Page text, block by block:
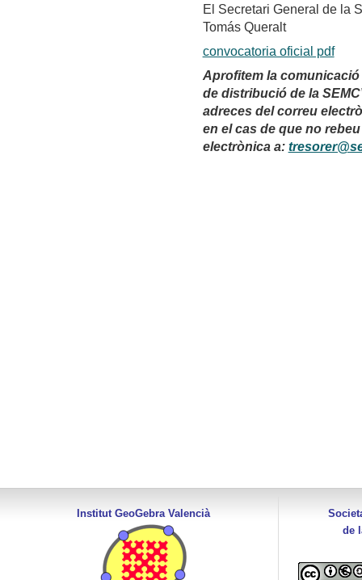
El Secretari General de la
Tomás Queralt
convocatoria oficial pdf
Aprofitem la
de distribució de la
adreces del correu
en el cas de que no
electrònica a:
Institut GeoGebra Valencià
de